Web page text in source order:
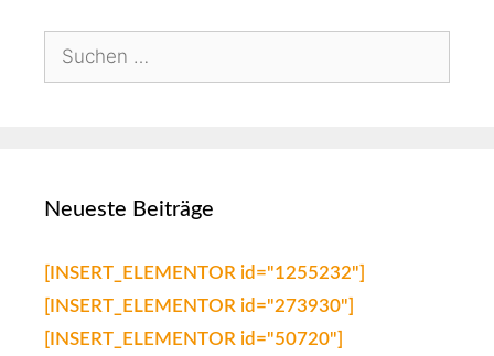
Neueste Beiträge
[INSERT_ELEMENTOR id="1255232"]
[INSERT_ELEMENTOR id="273930"]
[INSERT_ELEMENTOR id="50720"]